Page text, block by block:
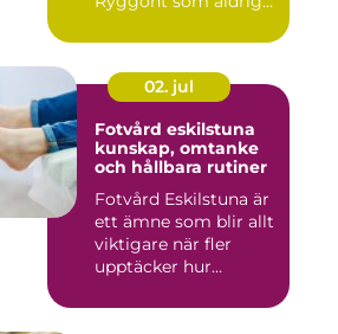
som ...
02. jul
Fotvård eskilstuna
kunskap, omtanke
och hållbara rutiner
Fotvård Eskilstuna är
ett ämne som blir allt
viktigare när fler
upptäcker hur
påverk...